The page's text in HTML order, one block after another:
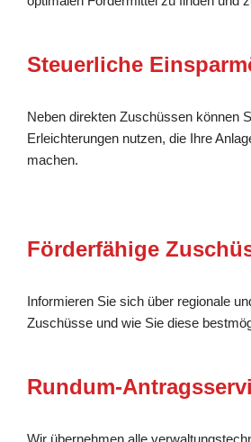
Steuerliche
Neben direkten Zuschüssen können
Erleichterungen nutzen, die Ihre
machen.
Förderfähige
Informieren Sie sich über regionale
Zuschüsse und wie Sie diese
Rundum-
Wir übernehmen alle